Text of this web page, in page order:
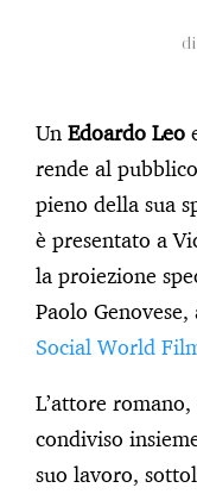
Un Edoardo Leo
rende al
pieno della sua
è presentato a
la proiezione
Paolo
Social World
L’attore
condiviso
suo lavoro,